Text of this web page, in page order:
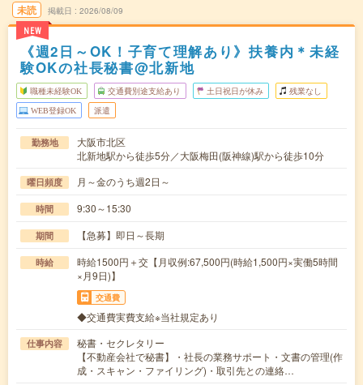
未読
NEW
掲載日 2026/08/09
《週2日～OK！子育て理解あり》扶養内＊未経
験OKの社長秘書@北新地
職種未経験OK 交通費別途支給あり 土日祝日が休み 残業なし
WEB登録OK 派遣
勤務地
大阪市北区
北新地駅から徒歩5分／大阪梅田(阪神線)駅から徒歩10分
曜日頻度 月～金のうち週2日～
時間 9:30～15:30
期間 【急募】即日～長期
時給
時給1500円＋交【月収例:67,500円(時給1,500円×実働5時間
×月9日)】
交通費
◆交通費実費支給※当社規定あり
仕事内容
秘書・セクレタリー
【不動産会社で秘書】・社長の業務サポート・文書の管理(作
成・スキャン・ファイリング)・取引先との連絡…